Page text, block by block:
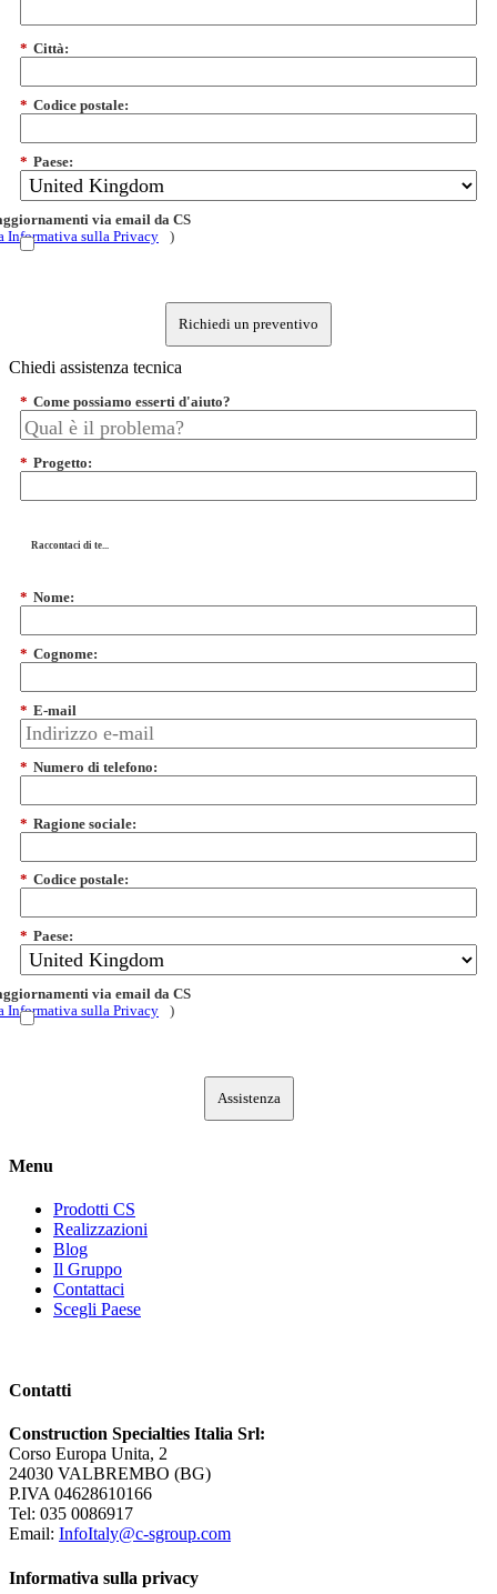
* Città:
* Codice postale:
* Paese:
via email da CS
Informativa sulla Privacy
)
Richiedi un preventivo
Chiedi assistenza tecnica
* Come possiamo esserti d'aiuto?
* Progetto:
Raccontaci di te...
* Nome:
* Cognome:
* E-mail
* Numero di telefono:
* Ragione sociale:
* Codice postale:
* Paese:
via email da CS
Informativa sulla Privacy
)
Assistenza
Menu
Prodotti CS
Realizzazioni
Blog
Il Gruppo
Contattaci
Scegli Paese
Contatti
Construction Specialties Italia Srl:
Corso Europa Unita, 2
24030 VALBREMBO (BG)
P.IVA 04628610166
Tel: 035 0086917
Email: InfoItaly@c-sgroup.com
Informativa sulla privacy